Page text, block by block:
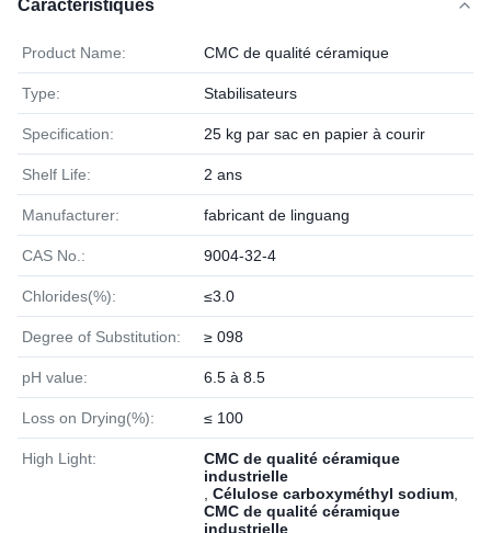
Caractéristiques
Product Name: CMC de qualité céramique
Type: Stabilisateurs
Specification: 25 kg par sac en papier à courir
Shelf Life: 2 ans
Manufacturer: fabricant de linguang
CAS No.: 9004-32-4
Chlorides(%): ≤3.0
Degree of Substitution: ≥ 098
pH value: 6.5 à 8.5
Loss on Drying(%): ≤ 100
High Light:
CMC de qualité céramique
industrielle
Célulose carboxyméthyl sodium
CMC de qualité céramique
industrielle